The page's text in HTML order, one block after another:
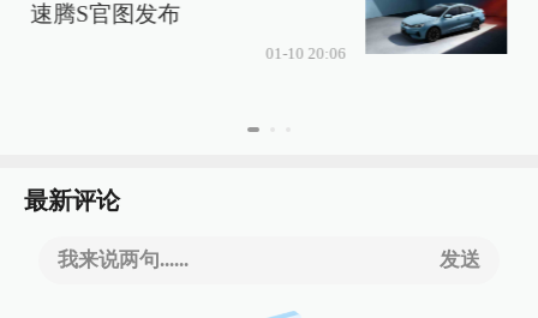
速腾S官图发布
01-10 20:06
最新评论
我来说两句...... 发送